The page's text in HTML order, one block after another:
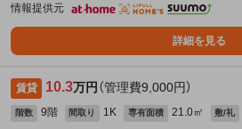
情報提供元
詳細を見る
賃貸 10.3万円 （管理費9,000円）
階数 9階 間取り 1K 専有面積 21.0㎡ 敷/礼